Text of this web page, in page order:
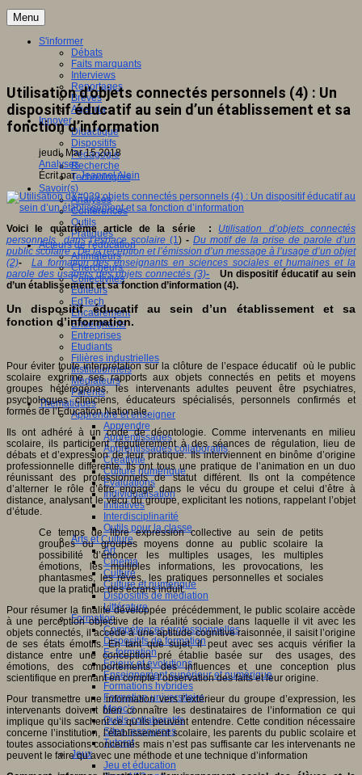
Menu
S'informer
Débats
Faits marquants
Interviews
Reportages
Brèves
Agenda
Innover
Didactique
Dispositifs
Pédagogie
Recherche
Technologies
Savoir(s)
Analyses
Conférences
Outils
Pratiques
Acteurs de l'éducation
Animateurs
Chercheurs
Collectivités
Editeurs
EdTech
Encadrement
Enseignants
Entreprises
Etudiants
Filières industrielles
Institutionnels
Médiateurs
Parents
Thématiques
Apprendre et enseigner
Apprendre
Apprentissages
Apprentissages collaboratifs
Créativité
Culture numérique
Evaluations
Individualisation
Initiatives
Interdisciplinarité
Outils pour la classe
Arts et Culture
Art
Cinéma
Culture
Culture et numérique
Dispositifs de médiation
Littérature
Formation
Compétences professionnelles
Dispositifs de formation
E- formation
Enjeux et évolutions
Enseignement supérieur et numérique
Formations hybrides
Formation universitaire
Mooc’s
Outils collaboratifs
Sites ressources
Tutorat
Jeux
Jeu et éducation
Utilisation d'objets connectés personnels (4) : Un
dispositif éducatif au sein d’un établissement et sa
fonction d’information
jeudi, Mar 15 2018
Analyses
Écrit parJeannel Alain
Voici le quatrième article de la série : Utilisation d’objets connectés
personnels dans l’espace scolaire (1) - Du motif de la prise de parole d’un
public scolaire : De la réception et l’émission d’un message à l’usage d’un objet
(2)- La formation des enseignants en sciences sociales et humaines et la
parole des usagers des objets connectés (3)-
Un dispositif éducatif au sein
d’un établissement et sa fonction d’information (4).
Un dispositif éducatif au sein d’un établissement et sa
fonction d’information.
Pour éviter toute interprétation sur la clôture de l’espace éducatif où le public
scolaire exprime ses rapports aux objets connectés en petits et moyens
groupes hétérogènes, les intervenants adultes peuvent être psychiatres,
psychologues cliniciens, éducateurs spécialisés, personnels confirmés et
formés de l’Education Nationale.
Ils ont adhéré à un code de déontologie. Comme intervenants en milieu
scolaire, ils participent régulièrement à des séances de régulation, lieu de
débats et d’expression de leur pratique. Ils interviennent en binôme d’origine
professionnelle différente. Ils ont tous une pratique de l’animation en un duo
réunissant des professionnels de statut différent. Ils ont la compétence
d’alterner le rôle d’être engagé dans le vécu du groupe et celui d’être à
distance, analysant le vécu du groupe, explicitant les notions, rappelant l’objet
d’étude.
Ce temps de libre expression collective au sein de petits
groupes ou groupes moyens donne au public scolaire la
possibilité d’énoncer les multiples usages, les multiples
émotions, les multiples informations, les provocations, les
phantasmes, les rêves, les pratiques personnelles et sociales
que la pratique des écrans induit.
Pour résumer la finalité développée précédemment, le public scolaire accède
à une perception objective de la réalité sociale dans laquelle il vit avec les
objets connectés, il accède à une aptitude cognitive raisonnée, il saisit l’origine
de ses états émotifs. En tant que sujet, il peut avec ses acquis vérifier la
distance entre une conception pré établie basée sur des usages, des
émotions, des comportements, des influences et une conception plus
scientifique en prenant en compte l’observation des faits et leur origine.
Pour transmettre une information vers l’extérieur du groupe d’expression, les
intervenants doivent bien connaître les destinataires de l’information ce qui
implique qu’ils sachent ce qu’ils peuvent entendre. Cette condition nécessaire
concerne l’institution, l’établissement scolaire, les parents du public scolaire et
toutes associations concernés mais n’est pas suffisante car les intervenants ne
peuvent le faire qu’avec une méthode et une technique d’information